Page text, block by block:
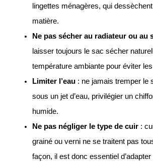
lingettes ménagères, qui
matière.
Ne pas sécher au radiateur ou au
laisser toujours le sac sécher
température ambiante pour éviter
Limiter l’eau: ne jamais tremper le
sous un jet d’eau, privilégier un
humide.
Ne pas négliger le type de cuir:
grainé ou verni ne se traitent pas
façon, il est donc essentiel